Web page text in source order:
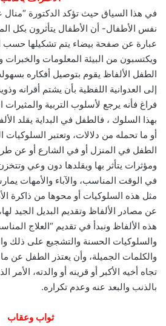
في هذا السياق حيث تؤكد الدكتورة
نفس الأطفال- أن الأطفال يتأثرون بكل
عبارة عن صفحة بيضاء يتم تشكيلها حسب
ويكتسبون من البيئة المعلومات والخبرات
الطفل الألفاظ يقوم بتوصيل أفكاره
إلى العدوانية اللفظية بأن يشتم أقرانه
فراغ فأنه يرجع لأسلوب التربية
بهذا السلوك ، فالطفل في البداية يقلد
أو ما تحمله من دلالات، وتعتبر السلوكيات
الطفل في المنزل أو في الشارع أو عن
ومؤثرات يتأثر بها ويقلدها دون وعي
في الوقت المناسب، والآباء والأمهات
مثل هذه السلوكيات أو محوها من ذاكرة
عن مصادر الألفاظ وتقديم البديل الجيد
هذه الألفاظ ونبدأ في تقديم “العلاج
والسلوكيات الحسنة والتشجيع على ذلك
والكلمات الجميلة، وأن يعتذر الطفل
تجاه أخيه الأكبر أو قرينه أو والدته، الأمر
بالذنب والبعد عنه وعدم تكراره.
ثواب وعقاب